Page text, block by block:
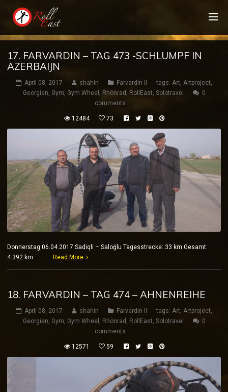
17. FARVARDIN – TAG 473 -SCHLUMPF IN
AZERBAIJN
April 08, 2017 shahin Farvardin II tags: Art, Artproject,
Georgien, Gym, Gym Wheel , Rhönrad , RollEast, Solotravel
0
comments
12484 73
Donnerstag 06.04.2017 Sadiqli – Saloğlu Tagesstrecke: 33 km Gesamt:
4.392 km
Read More
18. FARVARDIN – TAG 474 – AHNENREIHE
April 08, 2017 shahin Farvardin II tags: Art, Artproject,
Georgien, Gym, Gym Wheel , Rhönrad , RollEast, Solotravel
0
comments
12571 59